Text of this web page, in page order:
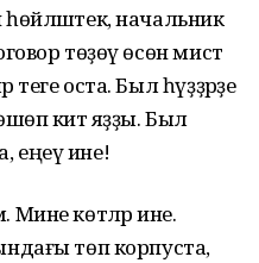
начальник
төҙөү өсөн мисәт
оста. Был һүҙҙәрҙе
китә яҙҙы. Был
еңеү ине!
Мине көтәләр ине.
төп корпуста,